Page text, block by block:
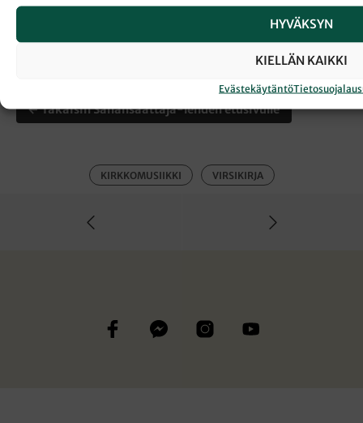
HYVÄKSYN
KIELLÄN KAIKKI
Evästekäytäntö
← Takaisin Sanansaattaja-lehden etusivulle
KIRKKOMUSIIKKI VIRSIKIRJA